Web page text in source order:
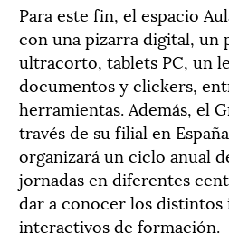
Para este fin, el espacio
con una pizarra digital, un
ultracorto, tablets PC, un
documentos y clickers,
herramientas. Además, el
través de su filial en
organizará un ciclo anual
jornadas en diferentes
dar a conocer los
interactivos de formación.